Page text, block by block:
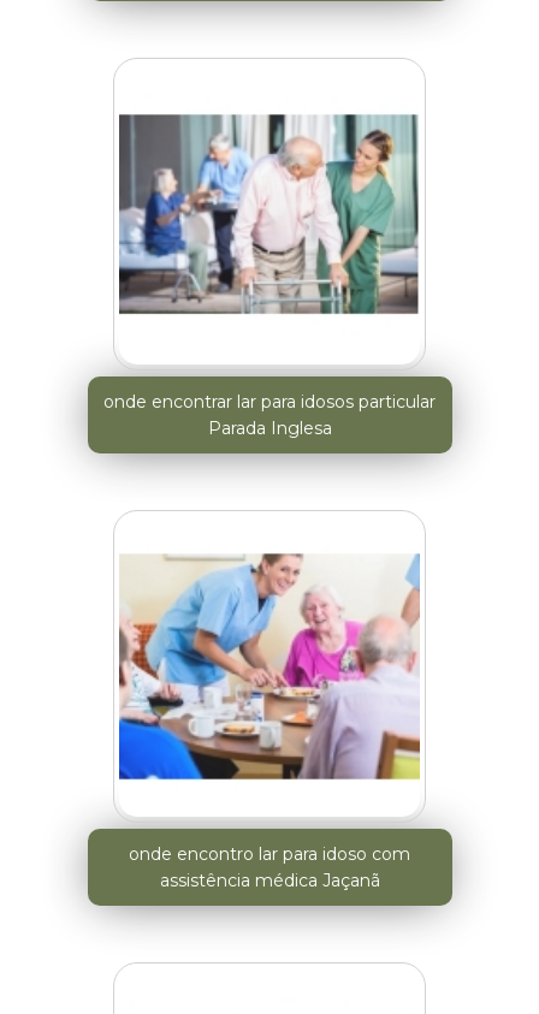
onde encontrar lar para idosos particular
Parada Inglesa
onde encontro lar para idoso com
assistência médica Jaçanã